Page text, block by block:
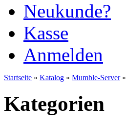
Neukunde?
Kasse
Anmelden
Startseite » Katalog » Mumble-Server»
Kategorien